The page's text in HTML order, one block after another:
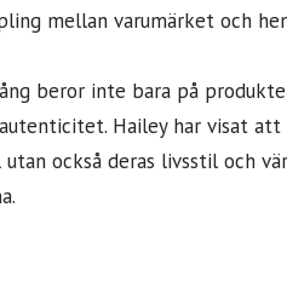
mellan varumärket och
beror inte bara på
Hailey har visat att
också deras livsstil och